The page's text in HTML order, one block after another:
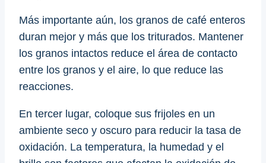
Más importante aún, los granos de café enteros
duran mejor y más que los triturados. Mantener
los granos intactos reduce el área de contacto
entre los granos y el aire, lo que reduce las
reacciones.
En tercer lugar, coloque sus frijoles en un
ambiente seco y oscuro para reducir la tasa de
oxidación. La temperatura, la humedad y el